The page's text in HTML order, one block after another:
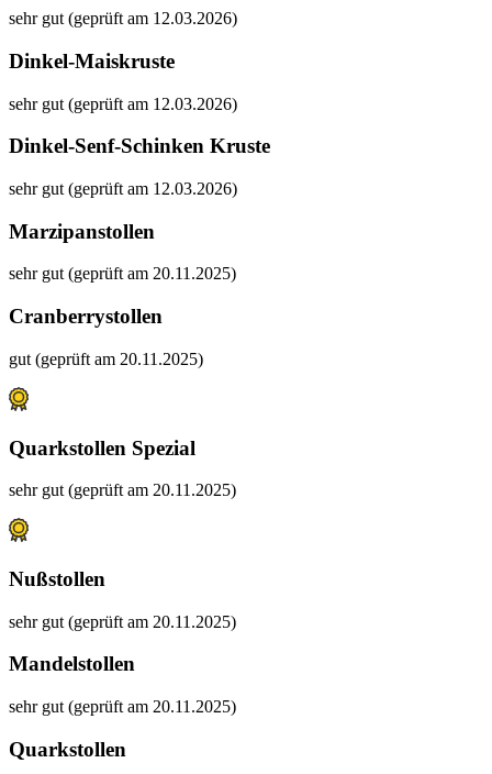
sehr gut (geprüft am 12.03.2026)
Dinkel-Maiskruste
sehr gut (geprüft am 12.03.2026)
Dinkel-Senf-Schinken Kruste
sehr gut (geprüft am 12.03.2026)
Marzipanstollen
sehr gut (geprüft am 20.11.2025)
Cranberrystollen
gut (geprüft am 20.11.2025)
Quarkstollen Spezial
sehr gut (geprüft am 20.11.2025)
Nußstollen
sehr gut (geprüft am 20.11.2025)
Mandelstollen
sehr gut (geprüft am 20.11.2025)
Quarkstollen